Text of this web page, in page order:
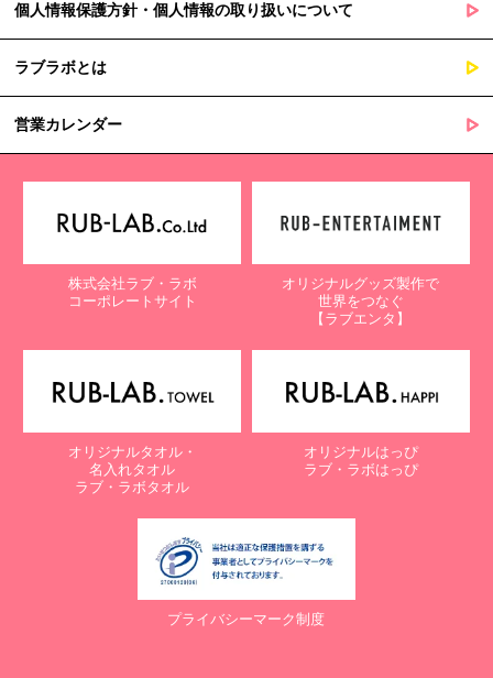
個人情報保護方針・個人情報の取り扱いについて
ラブラボとは
営業カレンダー
株式会社ラブ・ラボ
コーポレートサイト
オリジナルグッズ製作で
世界をつなぐ
【ラブエンタ】
オリジナルタオル・
名入れタオル
ラブ・ラボタオル
オリジナルはっぴ
ラブ・ラボはっぴ
プライバシーマーク制度